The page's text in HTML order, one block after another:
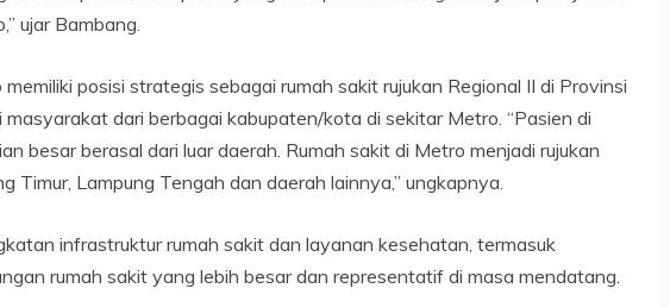
ujar Bambang.
posisi strategis sebagai rumah sakit rujukan Regional II di Provinsi
dari berbagai kabupaten/kota di sekitar Metro. “Pasien di
besar berasal dari luar daerah. Rumah sakit di Metro menjadi rujukan
Timur, Lampung Tengah dan daerah lainnya,” ungkapnya.
infrastruktur rumah sakit dan layanan kesehatan, termasuk
rumah sakit yang lebih besar dan representatif di masa mendatang.